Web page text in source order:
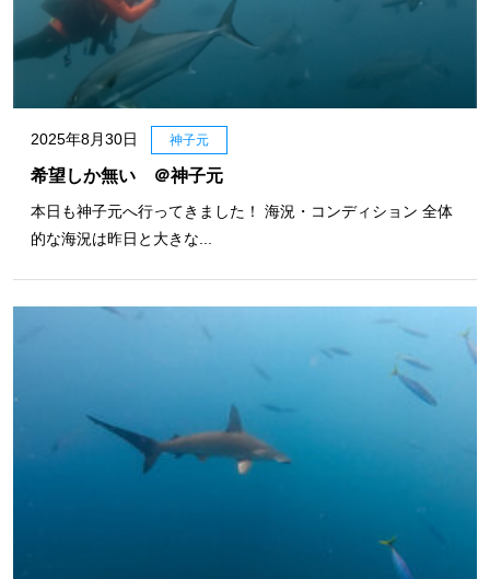
2025年8月30日 神子元
希望しか無い ＠神子元
本日も神子元へ行ってきました！ 海況・コンディション 全体
的な海況は昨日と大きな...